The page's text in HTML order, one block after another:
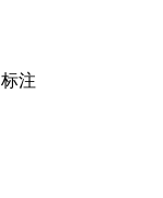
标注